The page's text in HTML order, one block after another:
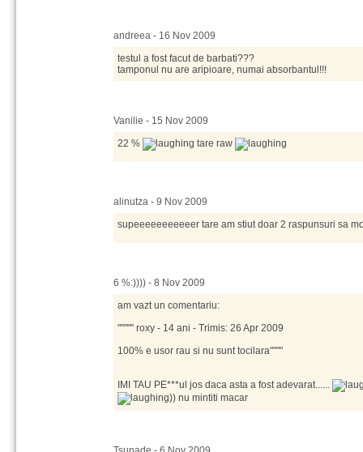
andreea - 16 Nov 2009
testul a fost facut de barbati???
tamponul nu are aripioare, numai absorbantul!!!
Vanilie - 15 Nov 2009
22 %
tare raw
alinutza - 9 Nov 2009
supeeeeeeeeeeer tare am stiut doar 2 raspunsuri sa
6 %:)))) - 8 Nov 2009
am vazt un comentariu:
""""" roxy - 14 ani - Trimis: 26 Apr 2009
100% e usor rau si nu sunt tocilara""""
IMI TAU PE***ul jos daca asta a fost adevarat......
)) nu mintiti macar